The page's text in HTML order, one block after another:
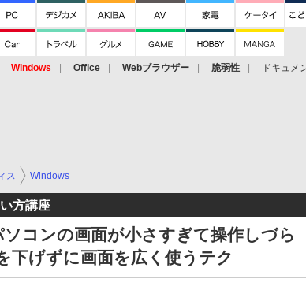
Windows Office Webブラウザー 脆弱性 ドキュメ
ス Windows
方講座
ソコンの画面が小さすぎて操作しづら
下げずに画面を広く使うテク